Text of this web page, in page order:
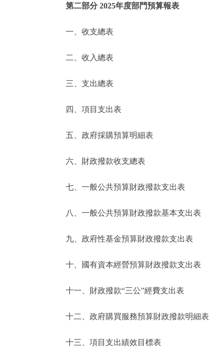
政民互動
12345網上接訴即辦
參與調查
走進北京
北京概況
綠色北京
ENGLISH
第二部分 2025年度部門預算報表
一、收支總表
二、收入總表
三、支出總表
四、項目支出表
五、政府採購預算明細表
六、財政撥款收支總表
七、一般公共預算財政撥款支出表
八、一般公共預算財政撥款基本支出表
九、政府性基金預算財政撥款支出表
十、國有資本經營預算財政撥款支出表
十一、財政撥款“三公”經費支出表
十二、政府購買服務預算財政撥款明細表
十三、項目支出績效目標表